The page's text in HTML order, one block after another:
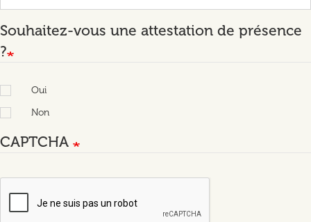
Souhaitez-vous une attestation de présence
?
Oui
Non
CAPTCHA